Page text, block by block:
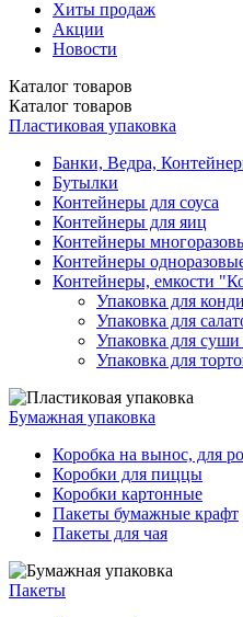
Хиты продаж
Акции
Новости
Каталог товаров
Каталог товаров
Пластиковая упаковка
Банки, Ведра,
Бутылки
Контейнеры для соуса
Контейнеры для яиц
Контейнеры
Контейнеры
Контейнеры, емкости
Упаковка для
Упаковка для
Упаковка для
Упаковка для
Бумажная упаковка
Коробка на вынос, для
Коробки для пиццы
Коробки картонные
Пакеты бумажные крафт
Пакеты для чая
Пакеты